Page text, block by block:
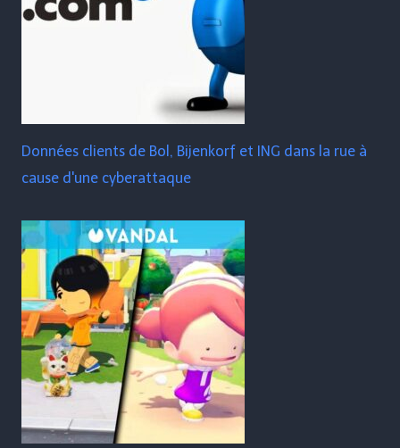
Données clients de Bol, Bijenkorf et ING dans la rue à
cause d'une cyberattaque